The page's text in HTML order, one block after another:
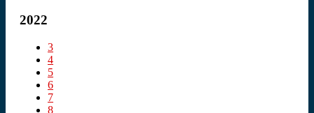
2022
3
4
5
6
7
8